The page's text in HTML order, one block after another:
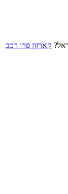
קארזון פרו רכב